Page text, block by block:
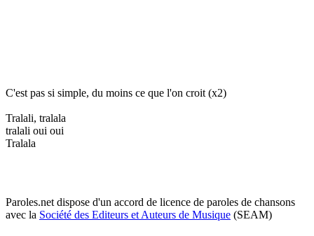
C'est pas si simple, du moins ce que l'on croit (x2)
Tralali, tralala
tralali oui oui
Tralala
Paroles.net dispose d'un accord de licence de paroles de chansons
avec la Société des Editeurs et Auteurs de Musique (SEAM)